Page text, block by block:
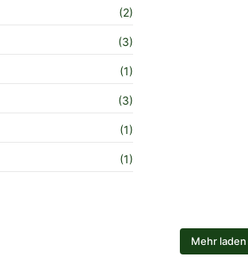
(2)
(3)
(1)
(3)
(1)
(1)
Mehr laden